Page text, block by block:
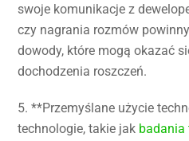
swoje komunikacje z
czy nagrania rozmów
dowody, które mogą okazać
dochodzenia roszczeń.
5. **Przemyślane użycie
technologie, takie jak badania